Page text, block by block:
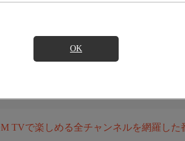
OK
TVで楽しめる全チャンネルを網羅した